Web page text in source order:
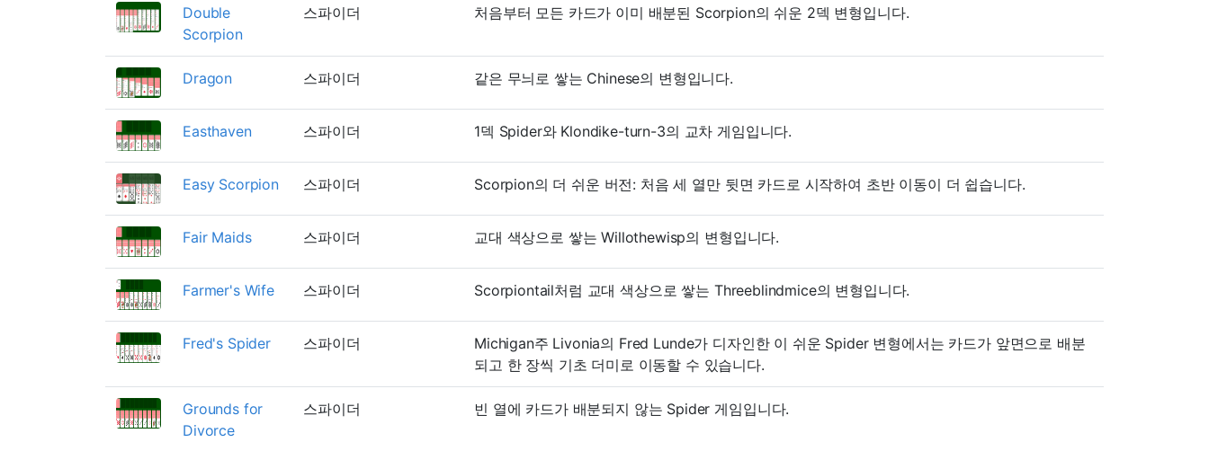
Double
Scorpion
스파이더 처음부터 모든 카드가 이미 배분된 Scorpion의 쉬운 2덱 변형입니다.
Dragon 스파이더 같은 무늬로 쌓는 Chinese의 변형입니다.
Easthaven 스파이더 1덱 Spider와 Klondike-turn-3의 교차 게임입니다.
Easy Scorpion 스파이더 Scorpion의 더 쉬운 버전: 처음 세 열만 뒷면 카드로 시작하여 초반 이동이 더 쉽습니다.
Fair Maids 스파이더 교대 색상으로 쌓는 Willothewisp의 변형입니다.
Farmer's Wife 스파이더 Scorpiontail처럼 교대 색상으로 쌓는 Threeblindmice의 변형입니다.
Fred's Spider 스파이더
Michigan주 Livonia의 Fred Lunde가 디자인한 이 쉬운 Spider 변형에서는 카드가 앞면으로 배분
되고 한 장씩 기초 더미로 이동할 수 있습니다.
Grounds for
Divorce
스파이더 빈 열에 카드가 배분되지 않는 Spider 게임입니다.